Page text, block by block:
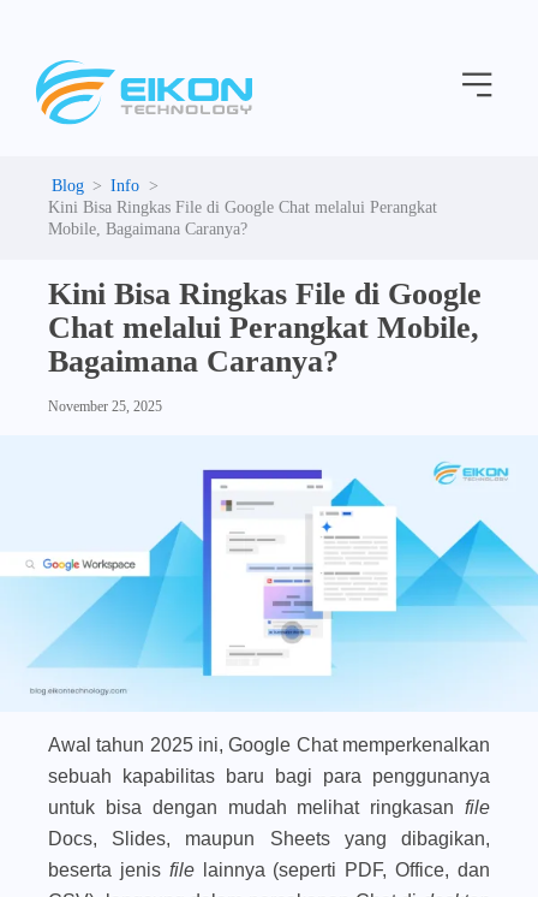
content
Menu
Info
Kini Bisa Ringkas File di Google Chat melalui Perangkat
Mobile, Bagaimana Caranya?
Kini Bisa Ringkas File di Google
Chat melalui Perangkat Mobile,
Bagaimana Caranya?
November 25, 2025
Awal tahun 2025 ini, Google Chat memperkenalkan
sebuah kapabilitas baru bagi para penggunanya
untuk bisa dengan mudah melihat ringkasan file
Docs, Slides, maupun Sheets yang dibagikan,
beserta jenis file
lainnya (seperti PDF, Office, dan
e
g
i
e
s